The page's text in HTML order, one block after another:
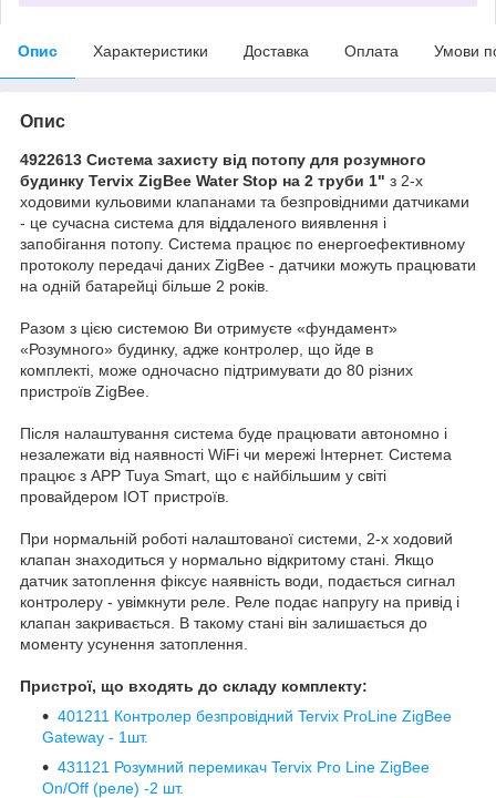
Опис Характеристики Доставка Оплата Умови
Опис
4922613 Система захисту від потопу для розумного
будинку Tervix ZigBee Water Stop на 2 труби 1" з 2-х
ходовими кульовими клапанами та безпровідними датчиками
- це сучасна система для віддаленого виявлення і
запобігання потопу. Система працює по енергоефективному
протоколу передачі даних ZigBee - датчики можуть працювати
на одній батарейці більше 2 років.
Разом з цією системою Ви отримуєте «фундамент»
«Розумного» будинку, адже контролер, що йде в
комплекті, може одночасно підтримувати до 80 різних
пристроїв ZigBee.
Після налаштування система буде працювати автономно і
незалежати від наявності WiFi чи мережі Інтернет. Система
працює з APP Tuya Smart, що є найбільшим у світі
провайдером IOT пристроїв.
При нормальній роботі налаштованої системи, 2-х ходовий
клапан знаходиться у нормально відкритому стані. Якщо
датчик затоплення фіксує наявність води, подається сигнал
контролеру - увімкнути реле. Реле подає напругу на привід і
клапан закривається. В такому стані він залишається до
моменту усунення затоплення.
Пристрої, що входять до складу комплекту:
401211 Контролер безпровідний Tervix ProLine ZigBee
Gateway - 1шт.
431121 Розумний перемикач Tervix Pro Line ZigBee
On/Off (реле) -2 шт.